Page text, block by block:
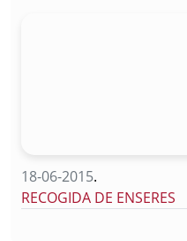
18-06-2015.
RECOGIDA DE ENSERES